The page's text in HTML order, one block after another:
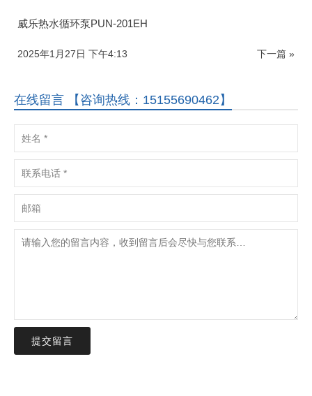
威乐热水循环泵PUN-201EH
下一篇 »
2025年1月27日 下午4:13
在线留言 【咨询热线：15155690462】
提交留言